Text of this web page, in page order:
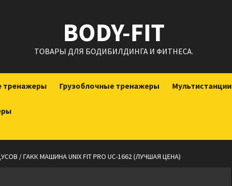
BODY-FIT
ТОВАРЫ ДЛЯ БОДИБИЛДИНГА И ФИТНЕСА.
тренажеры Грузоблочные тренажеры Мультистанции
/ ГАКК МАШИНА UNIX FIT PRO UC-1662 (ЛУЧШАЯ ЦЕНА)